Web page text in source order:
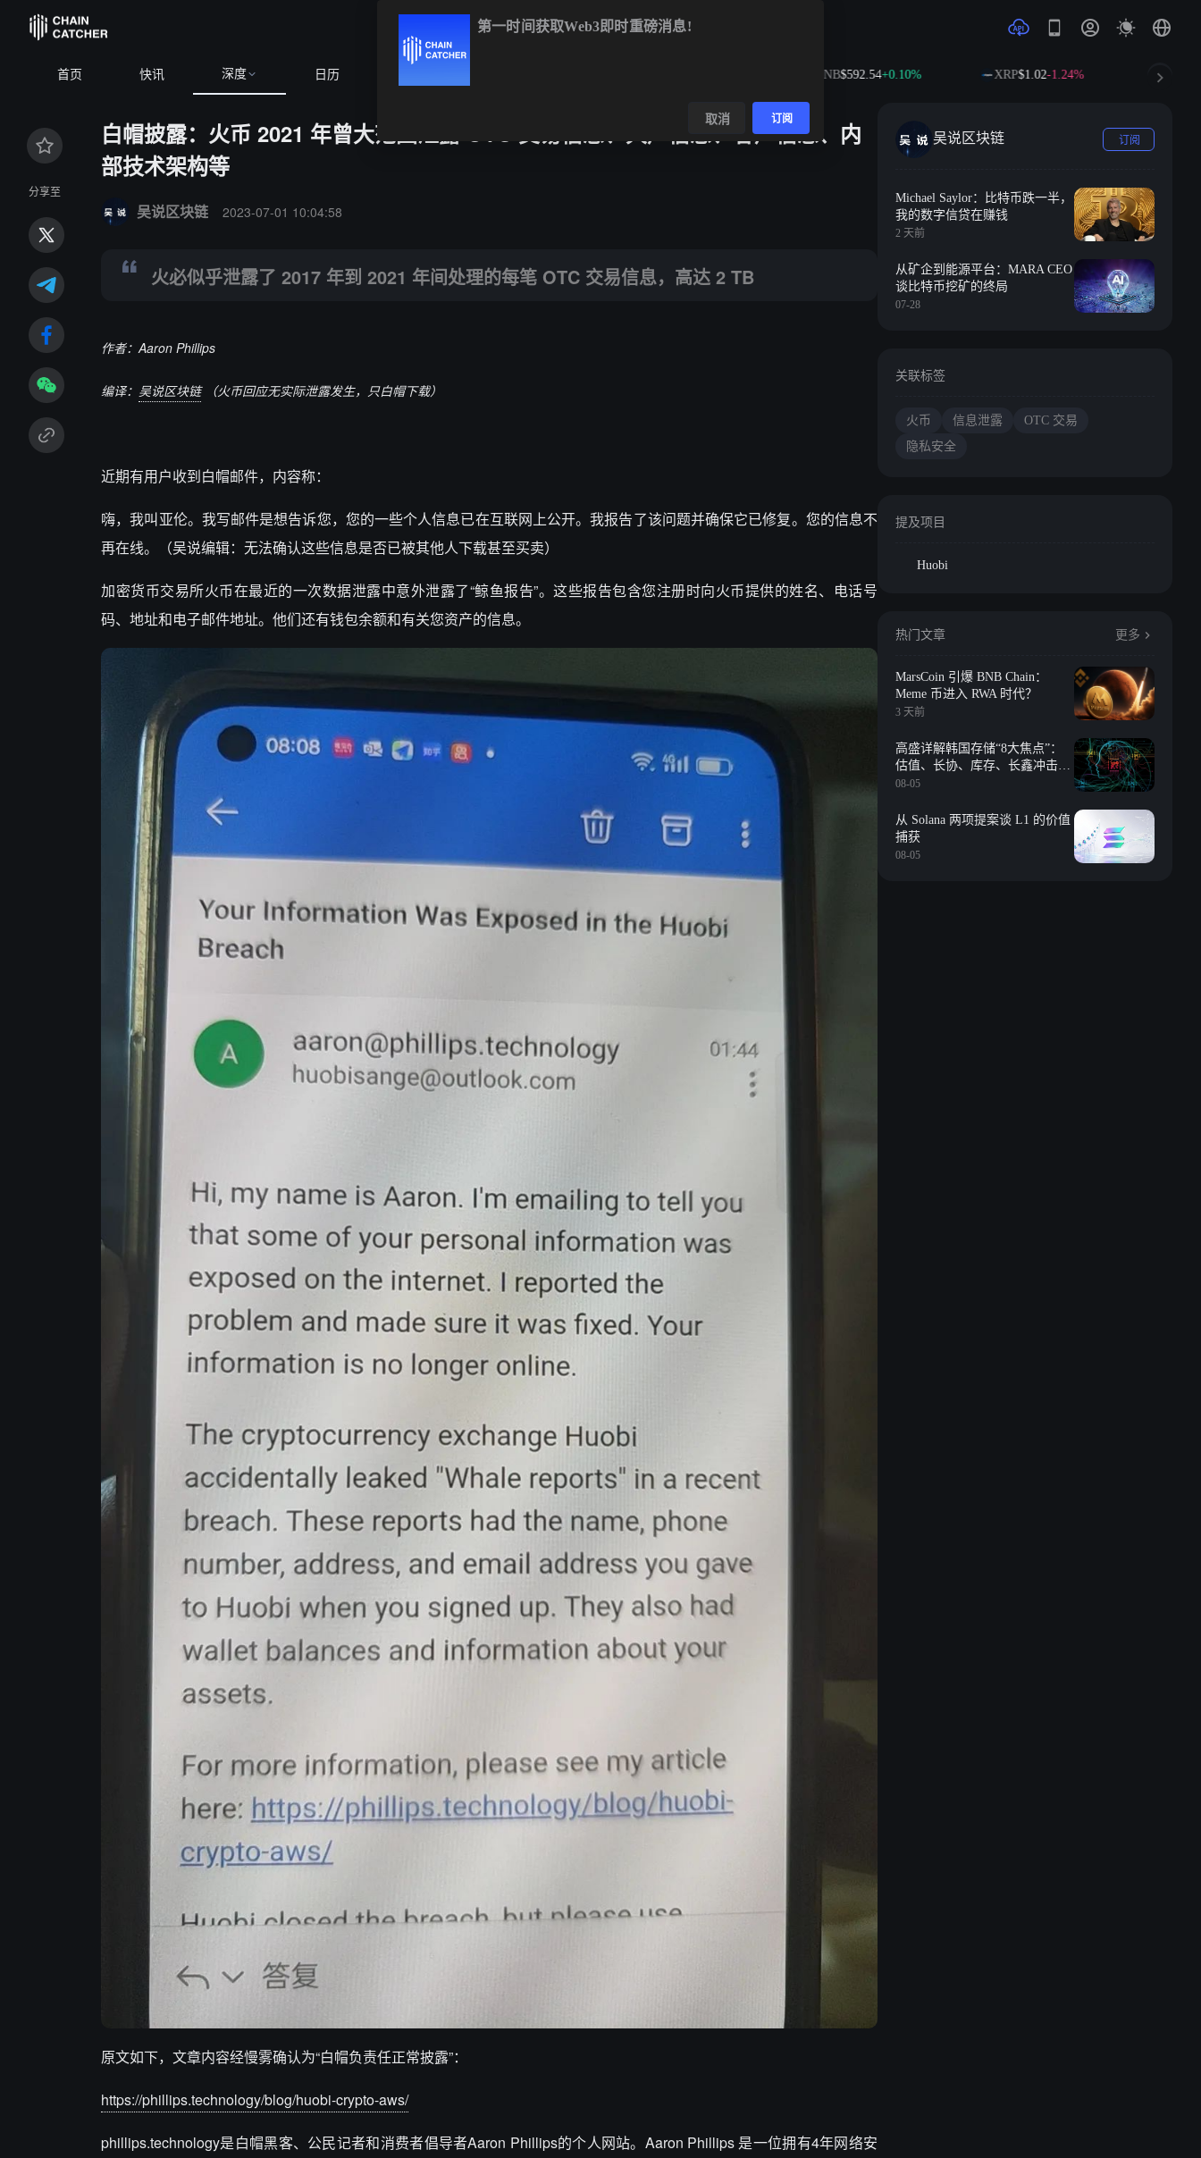
首页 快讯 深度 日历 $592.54+0.10% XRP$1.02-1.24% SOL$73.63
分享至
白帽披露：火币 2021 年曾大范围泄露 OTC 交易信息、大户信息、客户信息、内
部技术架构等
吴说区块链 2023-07-01 10:04:58
火必似乎泄露了 2017 年到 2021 年间处理的每笔 OTC 交易信息，高达 2 TB
作者：Aaron Phillips
编译： 吴说区块链（火币回应无实际泄露发生，只白帽下载）
近期有用户收到白帽邮件，内容称：
嗨，我叫亚伦。我写邮件是想告诉您，您的一些个人信息已在互联网上公开。我报告了该问题并确保它已修复。您的信息不
再在线。（吴说编辑：无法确认这些信息是否已被其他人下载甚至买卖）
加密货币交易所火币在最近的一次数据泄露中意外泄露了“鲸鱼报告”。这些报告包含您注册时向火币提供的姓名、电话号
码、地址和电子邮件地址。他们还有钱包余额和有关您资产的信息。
原文如下，文章内容经慢雾确认为“白帽负责任正常披露”：
https://phillips.technology/blog/huobi-crypto-aws/
phillips.technology是白帽黑客、公民记者和消费者倡导者Aaron Phillips的个人网站。Aaron Phillips 是一位拥有4年网络安
吴说区块链 订阅
Michael Saylor：比特币跌一半，
我的数字信贷在赚钱
2 天前
从矿企到能源平台：MARA CEO
谈比特币挖矿的终局
07-28
关联标签
火币 信息泄露
OTC 交易
隐私安全
提及项目
Huobi
热门文章 更多
MarsCoin 引爆 BNB Chain：
Meme 币进入 RWA 时代？
3 天前
高盛详解韩国存储“8大焦点”：
估值、长协、库存、长鑫冲击、
回购等
08-05
从 Solana 两项提案谈 L1 的价值
捕获
08-05
第一时间获取Web3即时重磅消息!
取消 订阅